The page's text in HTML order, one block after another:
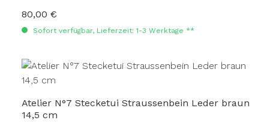
Regulärer Preis:
80,00 €
Sofort verfügbar, Lieferzeit: 1-3 Werktage **
Atelier N°7 Stecketui Straussenbein Leder braun
14,5 cm